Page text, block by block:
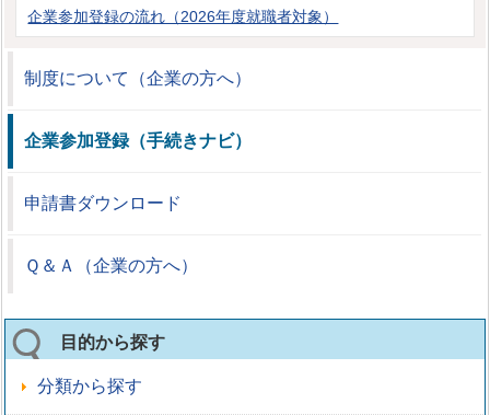
企業参加登録の流れ（2026年度就職者対象）
制度について（企業の方へ）
企業参加登録（手続きナビ）
申請書ダウンロード
Ｑ＆Ａ（企業の方へ）
目的から探す
分類から探す